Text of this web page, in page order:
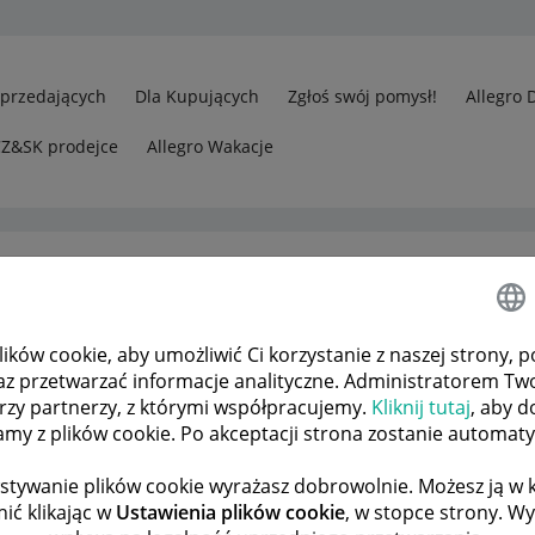
cookie, aby umożliwić Ci korzystanie z naszej strony,
przetwarzać informacje analityczne. Administratorem
partnerzy, z którymi współpracujemy. Kliknij tutaj, aby
z plików cookie. Po akceptacji strona zostanie
plików cookie wyrażasz dobrowolnie. Możesz ją w
klikając wUstawienia plików cookie, w stopce strony.
Dla Kupujących Zgłoś swój pomysł! Allegro
prodejce Allegro Wakacje
Zakup biletów w przedsprzedaży
POPRZEDNIA NASTĘPNA